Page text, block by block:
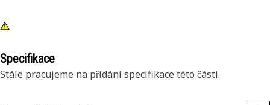
Specifikace
Stále pracujeme na přidání specifikace této části.